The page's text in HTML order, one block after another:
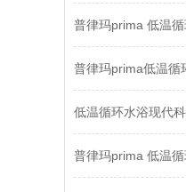
普律玛prima 低温